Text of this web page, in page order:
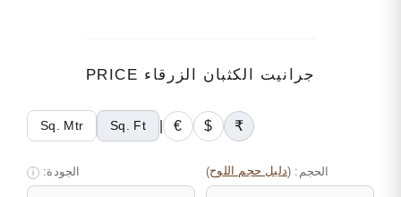
جرانيت الكثبان الزرقاء PRICE
₹
$
€
Sq. Ft
Sq. Mtr
الحجم: (دليل حجم اللوح) الجودة: i